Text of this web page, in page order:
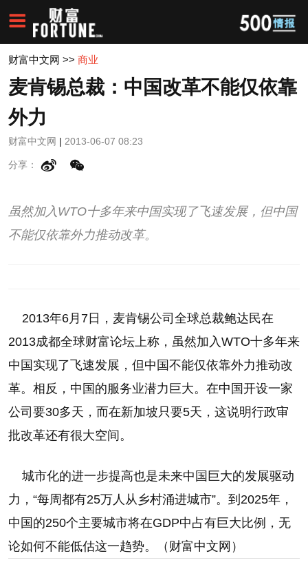
财富中文网 >> 商业
麦肯锡总裁：中国改革不能仅依靠
外力
财富中文网 | 2013-06-07 08:23
分享：
虽然加入WTO十多年来中国实现了飞速发展，但中国
不能仅依靠外力推动改革。
2013年6月7日，麦肯锡公司全球总裁鲍达民在
2013成都全球财富论坛上称，虽然加入WTO十多年来
中国实现了飞速发展，但中国不能仅依靠外力推动改
革。相反，中国的服务业潜力巨大。在中国开设一家
公司要30多天，而在新加坡只要5天，这说明行政审
批改革还有很大空间。
城市化的进一步提高也是未来中国巨大的发展驱动
力，“每周都有25万人从乡村涌进城市”。到2025年，
中国的250个主要城市将在GDP中占有巨大比例，无
论如何不能低估这一趋势。（财富中文网）